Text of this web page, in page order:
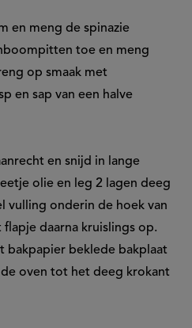
en meng de spinazie
toe en meng
op smaak met
en sap van een halve
en snijd in lange
olie en leg 2 lagen deeg
vulling onderin de hoek van
daarna kruislings op.
bakpapier beklede bakplaat
oven tot het deeg krokant